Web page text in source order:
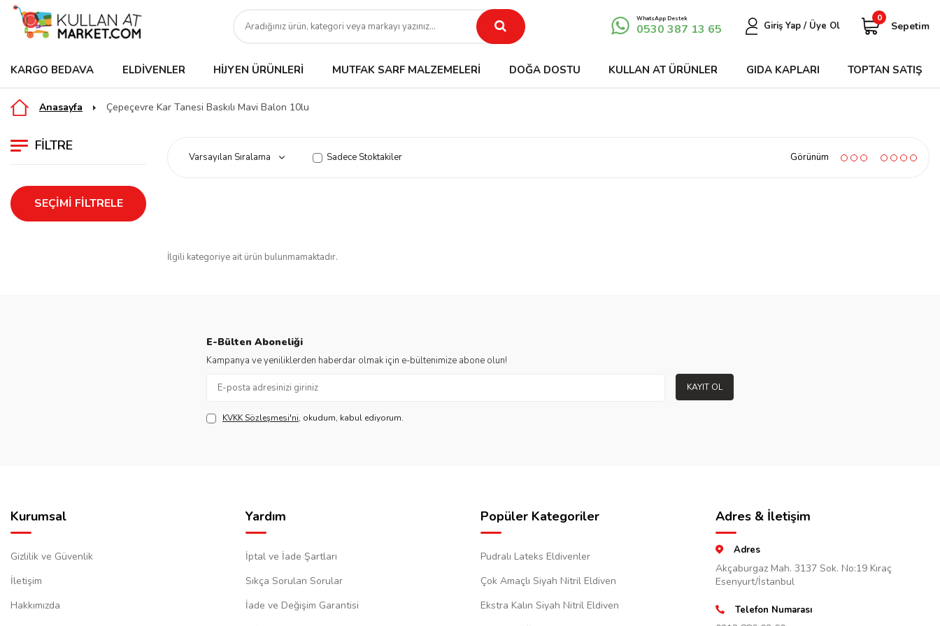
WhatsApp Destek
0530 387 13 65 Giriş Yap / Üye Ol
0
Sepetim
KARGO BEDAVA ELDIVENLER HIJYEN ÜRÜNLERI MUTFAK SARF MALZEMELERI DOĞA DOSTU KULLAN AT ÜRÜNLER GIDA KAPLARI TOPTAN SATIŞ
Anasayfa Çepeçevre Kar Tanesi Baskılı Mavi Balon 10lu
FILTRE
SEÇIMI FILTRELE
Sadece Stoktakiler Görünüm
İlgili kategoriye ait ürün bulunmamaktadır.
E-Bülten Aboneliği
Kampanya ve yeniliklerden haberdar olmak için e-bültenimize abone olun!
KAYIT OL
KVKK Sözleşmesi'ni, okudum, kabul ediyorum.
Kurumsal
Gizlilik ve Güvenlik
İletişim
Hakkımızda
Yardım
İptal ve İade Şartları
Sıkça Sorulan Sorular
İade ve Değişim Garantisi
Popüler Kategoriler
Pudralı Lateks Eldivenler
Çok Amaçlı Siyah Nitril Eldiven
Ekstra Kalın Siyah Nitril Eldiven
Adres & İletişim
Adres
Akçaburgaz Mah. 3137 Sok. No:19 Kıraç
Esenyurt/İstanbul
Telefon Numarası